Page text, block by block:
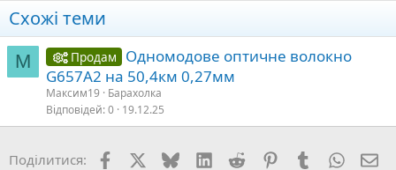
Схожі теми
М Продам
Одномодове оптичне волокно
G657A2 на 50,4км 0,27мм
Максим19
Барахолка
Відповідей 0 19.12.25
Поділитися: FacebookX (Twitter)
BlueskyLinkedInReddit PinterestTumblr
E-